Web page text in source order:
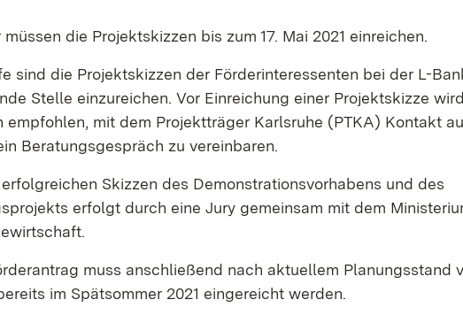
die Projektskizzen bis zum 17. Mai 2021 einreichen.
sind die Projektskizzen der Förderinteressenten bei der L-
Stelle einzureichen. Vor Einreichung einer Projektskizze
mit dem Projektträger Karlsruhe (PTKA) Kontakt
Beratungsgespräch zu vereinbaren.
Skizzen des Demonstrationsvorhabens und des
erfolgt durch eine Jury gemeinsam mit dem
muss anschließend nach aktuellem Planungsstand
im Spätsommer 2021 eingereicht werden.